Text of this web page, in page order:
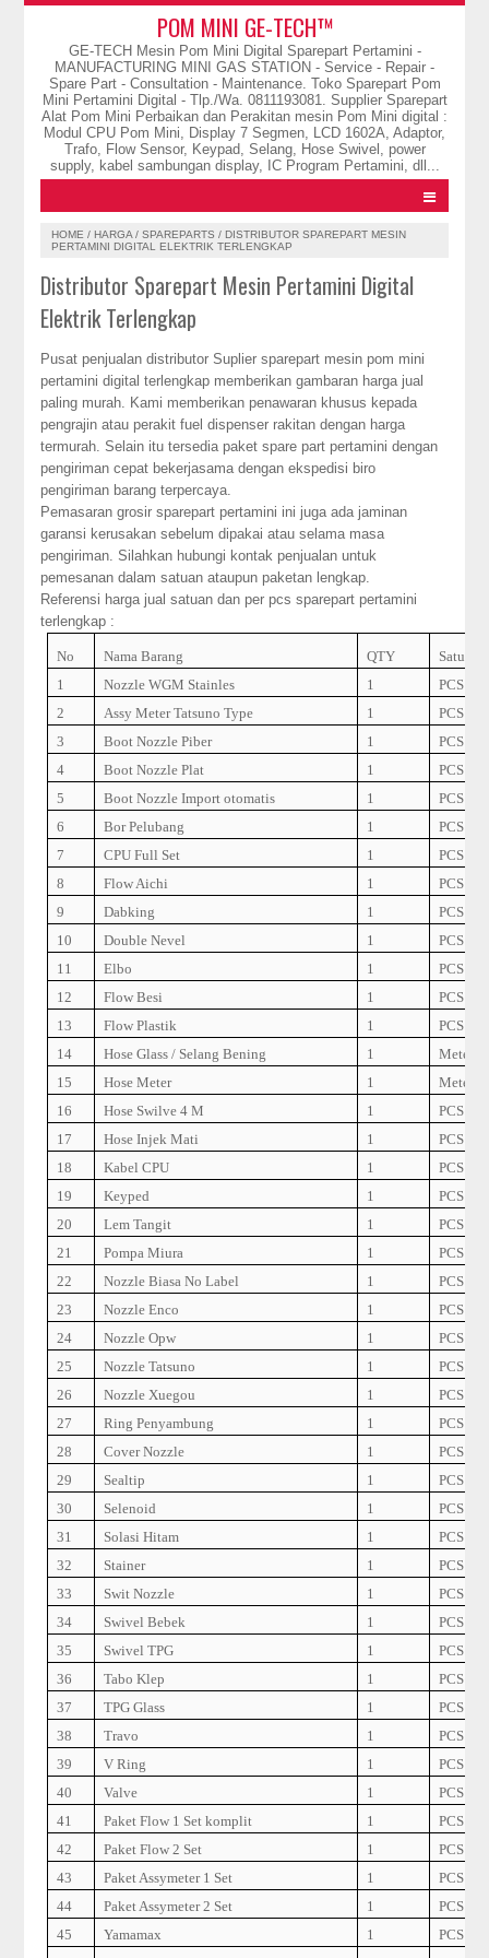
POM MINI GE-TECH™
GE-TECH Mesin Pom Mini Digital Sparepart Pertamini -
MANUFACTURING MINI GAS STATION - Service - Repair -
Spare Part - Consultation - Maintenance. Toko Sparepart Pom
Mini Pertamini Digital - Tlp./Wa. 0811193081. Supplier Sparepart
Alat Pom Mini Perbaikan dan Perakitan mesin Pom Mini digital :
Modul CPU Pom Mini, Display 7 Segmen, LCD 1602A, Adaptor,
Trafo, Flow Sensor, Keypad, Selang, Hose Swivel, power
supply, kabel sambungan display, IC Program Pertamini, dll...
HOME /HARGA /SPAREPARTS /DISTRIBUTOR SPAREPART MESIN
PERTAMINI DIGITAL ELEKTRIK TERLENGKAP
Distributor Sparepart Mesin Pertamini Digital
Elektrik Terlengkap
Pusat penjualan distributor Suplier sparepart mesin pom mini
pertamini digital terlengkap memberikan gambaran harga jual
paling murah. Kami memberikan penawaran khusus kepada
pengrajin atau perakit fuel dispenser rakitan dengan harga
termurah. Selain itu tersedia paket spare part pertamini dengan
pengiriman cepat bekerjasama dengan ekspedisi biro
pengiriman barang terpercaya.
Pemasaran grosir sparepart pertamini ini juga ada jaminan
garansi kerusakan sebelum dipakai atau selama masa
pengiriman. Silahkan hubungi kontak penjualan untuk
pemesanan dalam satuan ataupun paketan lengkap.
Referensi harga jual satuan dan per pcs sparepart pertamini
terlengkap :
No Nama Barang QTY
Satuan
1
Nozzle WGM Stainles 1
PCS
2
Assy Meter Tatsuno Type 1
PCS
3
Boot Nozzle Piber 1
PCS
4
Boot Nozzle Plat 1
PCS
5
Boot Nozzle Import otomatis 1
PCS
6
Bor Pelubang 1
PCS
7
CPU Full Set 1
PCS
8
Flow Aichi 1
PCS
9
Dabking 1
PCS
10
Double Nevel 1
PCS
11
Elbo 1
PCS
12
Flow Besi 1
PCS
13
Flow Plastik 1
PCS
14
Hose Glass / Selang Bening 1
Meter
15
Hose Meter 1
Meter
16
Hose Swilve 4 M 1
PCS
17
Hose Injek Mati 1
PCS
18
Kabel CPU 1
PCS
19
Keyped 1
PCS
20
Lem Tangit 1
PCS
21
Pompa Miura 1
PCS
22
Nozzle Biasa No Label 1
PCS
23
Nozzle Enco 1
PCS
24
Nozzle Opw 1
PCS
25
Nozzle Tatsuno 1
PCS
26
Nozzle Xuegou 1
PCS
27
Ring Penyambung 1
PCS
28
Cover Nozzle 1
PCS
29
Sealtip 1
PCS
30
Selenoid 1
PCS
31
Solasi Hitam 1
PCS
32
Stainer 1
PCS
33
Swit Nozzle 1
PCS
34
Swivel Bebek 1
PCS
35
Swivel TPG 1
PCS
36
Tabo Klep 1
PCS
37
TPG Glass 1
PCS
38
Travo 1
PCS
39
V Ring 1
PCS
40
Valve 1
PCS
41
Paket Flow 1 Set komplit 1
PCS
42
Paket Flow 2 Set 1
PCS
43
Paket Assymeter 1 Set 1
PCS
44
Paket Assymeter 2 Set 1
PCS
45
Yamamax 1
PCS